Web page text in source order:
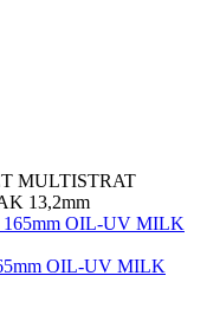
MULTISTRAT
13,2mm
OIL-UV MILK